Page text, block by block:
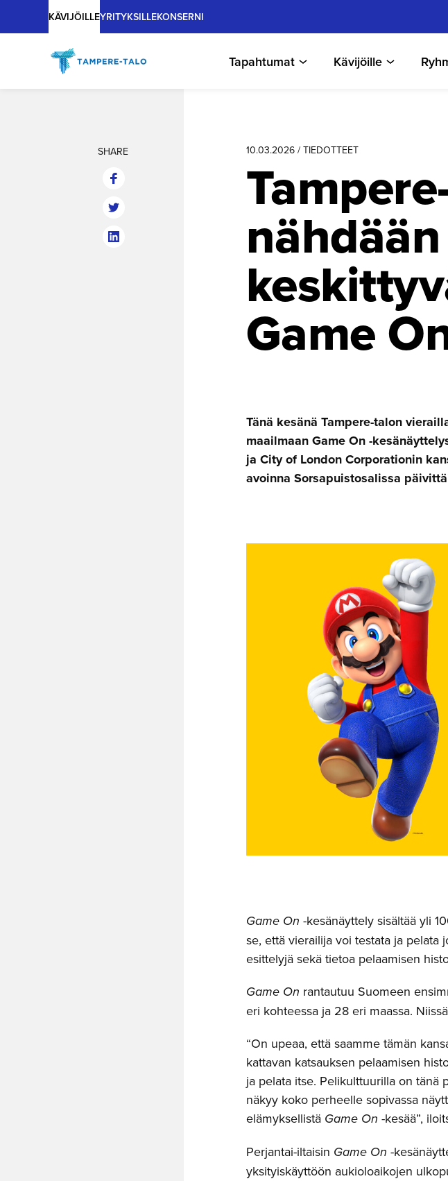
Main
KÄVIJÖILLE
Tapahtumat Kävijöille
YRITYKSILLEKONSERNI
SHARE 10.03.2026 / TIEDOTTEET
Game
Tänä kesänä Tampere-talon
maailmaan Game On -
ja City of London Corporationin
avoinna Sorsapuistosalissa
Game On -kesänäyttely sisältää yli
se, että vierailija voi testata ja pelata
esittelyjä sekä tietoa pelaamisen
Game On rantautuu Suomeen
eri kohteessa ja 28 eri maassa.
“On upeaa, että saamme tämän
kattavan katsauksen pelaamisen
ja pelata itse. Pelikulttuurilla on tänä
näkyy koko perheelle sopivassa
elämyksellistä Game On -kesää”,
Perjantai-iltaisin Game On -
yksityiskäyttöön aukioloaikojen